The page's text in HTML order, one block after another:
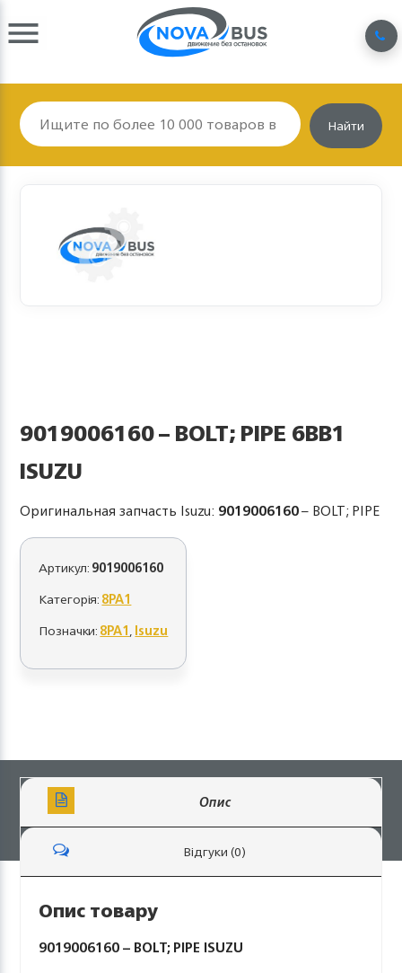
Найти
9019006160 – BOLT; PIPE 6BB1
ISUZU
Оригинальная запчасть Isuzu: 9019006160– BOLT; PIPE
Артикул:9019006160
Категорія:8PA1
Позначки:8PA1,Isuzu
Опис
Відгуки (0)
Опис товару
9019006160 – BOLT; PIPE ISUZU